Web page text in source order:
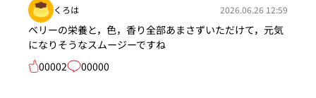
くろは 2026.06.26 12:59
ベリーの栄養と，色，香り全部あまさずいただけて，元気
になりそうなスムージーですね
00002
00000